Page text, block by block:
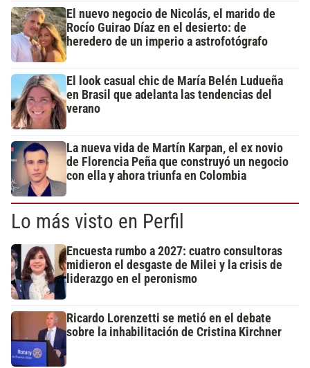
El nuevo negocio de Nicolás, el marido de
Rocío Guirao Díaz en el desierto: de
heredero de un imperio a astrofotógrafo
El look casual chic de María Belén Ludueña
en Brasil que adelanta las tendencias del
verano
La nueva vida de Martín Karpan, el ex novio
de Florencia Peña que construyó un negocio
con ella y ahora triunfa en Colombia
Lo más visto en Perfil
Encuesta rumbo a 2027: cuatro consultoras
midieron el desgaste de Milei y la crisis de
liderazgo en el peronismo
Ricardo Lorenzetti se metió en el debate
sobre la inhabilitación de Cristina Kirchner